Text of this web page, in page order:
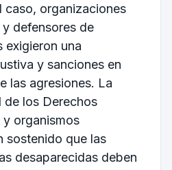
caso, organizaciones
defensores de
exigieron una
y sanciones en
las agresiones. La
de los Derechos
organismos
sostenido que las
desaparecidas deben